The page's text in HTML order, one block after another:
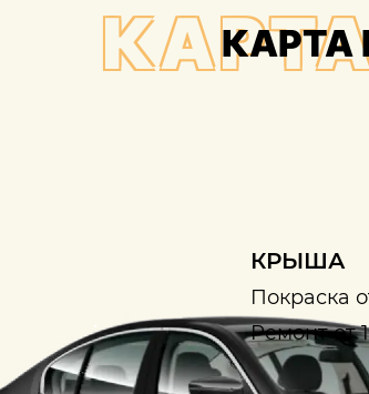
КАРТА
КРЫША
Покраска
Ремонт от